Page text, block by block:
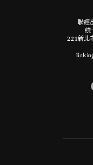
聯經
統
221新北